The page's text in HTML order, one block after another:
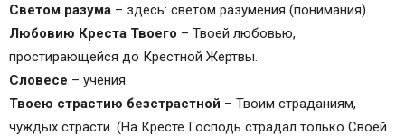
Светом разума – здесь: светом разумения (понимания).
Любовию Креста Твоего – Твоей любовью,
простирающейся до Крестной Жертвы.
Словесе – учения.
Твоею страстию безстрастной – Твоим страданиям,
чуждых страсти. (На Кресте Господь страдал только Своей